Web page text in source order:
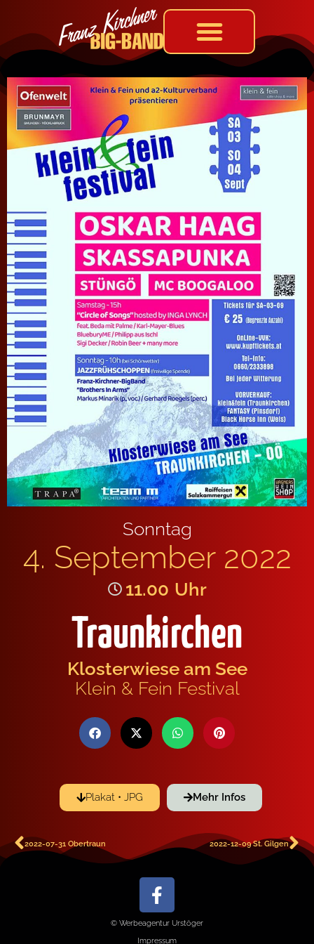
Sonntag
4. September 2022
11.00 Uhr
Traunkirchen
Klosterwiese am See
Klein & Fein Festival
Plakat • JPG Mehr Infos
2022-07-31 Obertraun 2022-12-09 St. Gilgen
© Werbeagentur Urstöger
Impressum